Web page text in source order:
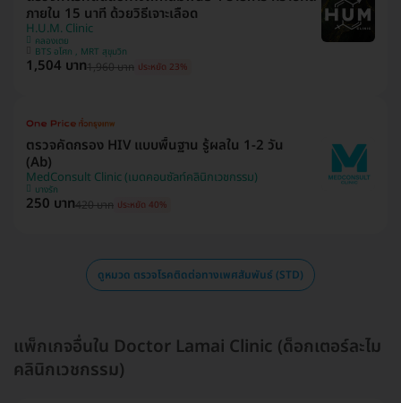
ภายใน 15 นาที ด้วยวิธีเจาะเลือด
H.U.M. Clinic
คลองเตย
BTS อโศก , MRT สุขุมวิท
1,504 บาท1,960 บาท ประหยัด 23%
ตรวจคัดกรอง HIV แบบพื้นฐาน รู้ผลใน 1-2 วัน
(Ab)
MedConsult Clinic (เมดคอนซัลท์คลินิกเวชกรรม)
บางรัก
250 บาท420 บาท ประหยัด 40%
ดูหมวด ตรวจโรคติดต่อทางเพศสัมพันธ์ (STD)
แพ็กเกจอื่นใน Doctor Lamai Clinic (ด็อกเตอร์ละไม
คลินิกเวชกรรม)